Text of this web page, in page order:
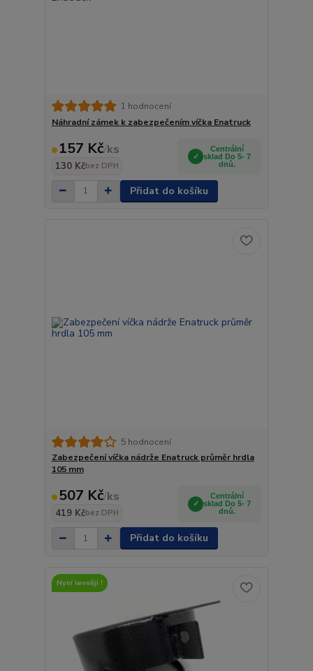
1 hodnocení
Náhradní zámek k zabezpečením víčka Enatruck
157 Kč/ks
130 Kčbez DPH
Centrální
sklad Do 5- 7
dnů.
Přidat do košíku
5 hodnocení
Zabezpečení víčka nádrže Enatruck průměr hrdla
105 mm
507 Kč/ks
419 Kčbez DPH
Centrální
sklad Do 5- 7
dnů.
Přidat do košíku
Nyní levněji !